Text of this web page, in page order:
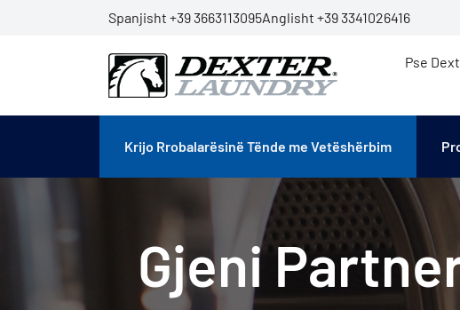
Spanjisht +39 3663113095Anglisht +39 3341026416
Pse
Krijo Rrobalarësinë Tënde me Vetëshërbim
Gjeni